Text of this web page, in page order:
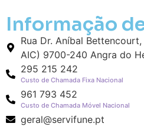
Informação
Rua Dr. Aníbal
AIC) 9700-240 Angra do
295 215 242
Custo de Chamada Fixa Nacional
961 793 452
Custo de Chamada Móvel Nacional
geral@servifune.pt
Envie
Maria das Neves
Neste Formulário, você
com Paypal
O que deseja enviar?
Ramo de Flores
Palma